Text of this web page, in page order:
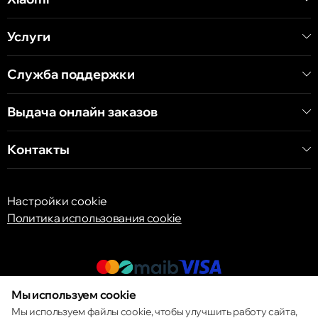
Кишинёв
ул. Арборилор 21, CC «Shopping MallDova»
Услуги
Служба поддержки
Выдача онлайн заказов
Контакты
Настройки cookie
Политика использования cookie
© 2013 – 2026 ECOM
Мы используем cookie
Мы используем файлы cookie, чтобы улучшить работу сайта,